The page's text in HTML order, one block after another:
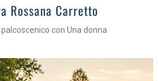
Rossana Carretto
con Una donna